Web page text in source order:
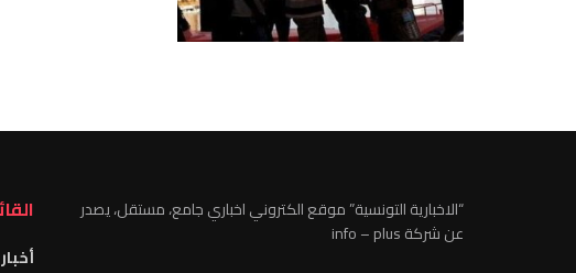
“الاخبارية التونسية” موقع الكتروني اخباري جامع، مستقل، يصدر
عن شركة info – plus
أخبار